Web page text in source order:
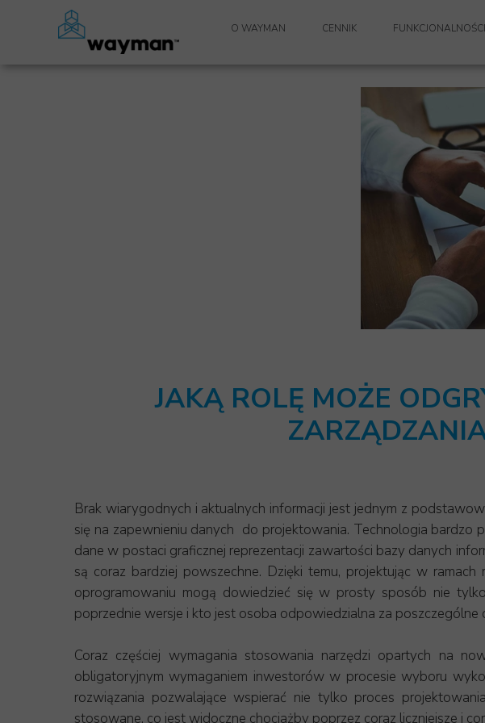
O WAYMAN
OGÓLNE WARUNKI UDZIELENIA LICENCJI
CENNIK FUNKCJONALNOŚCI
ZARZĄDZANIE
ZARZĄDZANIE
ZARZĄDZANIE
JAKĄ ROLĘ MOŻE
Brak wiarygodnych i aktualnych informacji jest jednym z
się na zapewnieniu danych do projektowania. Technologia bardzo
dane w postaci graficznej reprezentacji zawartości bazy danych
są coraz bardziej powszechne. Dzięki temu, projektując w
oprogramowaniu mogą dowiedzieć się w prosty sposób nie
poprzednie wersje i kto jest osoba odpowiedzialna za
Coraz częściej wymagania stosowania narzędzi opartych na
obligatoryjnym wymaganiem inwestorów w procesie wyboru
rozwiązania pozwalające wspierać nie tylko proces
stosowane, co jest widoczne chociażby poprzez coraz liczniejsze i